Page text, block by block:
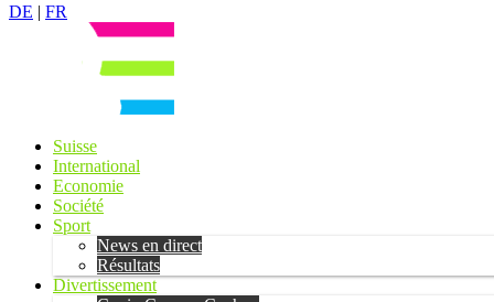
DE | FR
Suisse
International
Economie
Société
Sport
News en direct
Résultats
Divertissement